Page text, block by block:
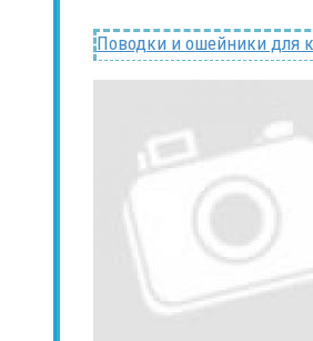
Поводки и ошейники для